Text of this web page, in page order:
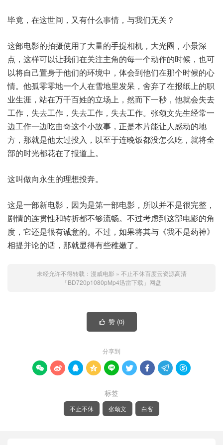
毕竟，在这世间，又有什么事情，与我们无关？
这部电影的拍摄使用了大量的手提相机，大光圈，小景深
点，这样可以让我们在关注主角的每一个动作的时候，也可
以将自己置身于他们的环境中，体会到他们在那个时候的心
情。他孤零零地一个人在雪地里发呆，舍弃了在报纸上的职
业生涯，站在万千百姓的立场上，然而下一秒，他就会失去
工作，失去工作，失去工作，失去工作。张颂文先生经常一
边工作一边吃曲奇这个小故事，正是本片能让人感动的地
方，那就是他太过投入，以至于连晚饭都没怎么吃，就将全
部的时光都花在了报道上。
这叫做向永生的理想投奔。
这是一部新电影，因为是第一部电影，所以并不是很完整，
剧情的连贯性和转折都不够流畅。不过考虑到这部电影的角
度，它还是很有诚意的。不过，如果将其与《我不是药神》
相提并论的话，那就显得有些稚嫩了。
未经允许不得转载： 漫威电影 » 不止不休百度云资源高清
「BD720p1080pMp4迅雷下载」网盘
 赞 (0)
分享到
        
标签
不止不休 张颂文 白客